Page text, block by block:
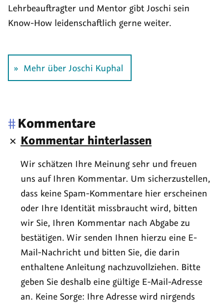
Lehr­beauf­tragter und Mentor gibt Joschi sein
Know-How leiden­schaftlich gerne weiter.
Mehr über Joschi Kuphal
# Kommentare
Kommentar hinterlassen
Wir schätzen Ihre Meinung sehr und freuen
uns auf Ihren Kommentar. Um sicherzustellen,
dass keine Spam-Kommentare hier erscheinen
oder Ihre Identität missbraucht wird, bitten
wir Sie, Ihren Kommentar nach Abgabe zu
bestätigen. Wir senden Ihnen hierzu eine E-
Mail-Nachricht und bitten Sie, die darin
enthaltene Anleitung nachzuvollziehen. Bitte
geben Sie deshalb eine gültige E-Mail-Adresse
an. Keine Sorge: Ihre Adresse wird nirgends